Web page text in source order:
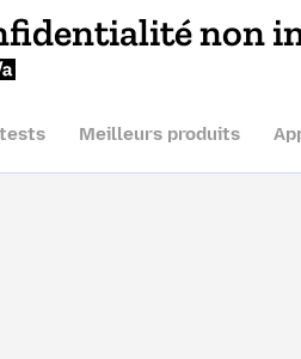
non
Meilleurs produits